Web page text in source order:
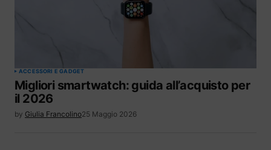
ACCESSORI E GADGET
Migliori smartwatch: guida all’acquisto per
il 2026
by Giulia Francolino25 Maggio 2026